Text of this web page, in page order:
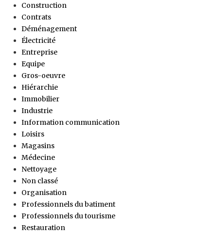
Construction
Contrats
Déménagement
Électricité
Entreprise
Equipe
Gros-oeuvre
Hiérarchie
Immobilier
Industrie
Information communication
Loisirs
Magasins
Médecine
Nettoyage
Non classé
Organisation
Professionnels du batiment
Professionnels du tourisme
Restauration